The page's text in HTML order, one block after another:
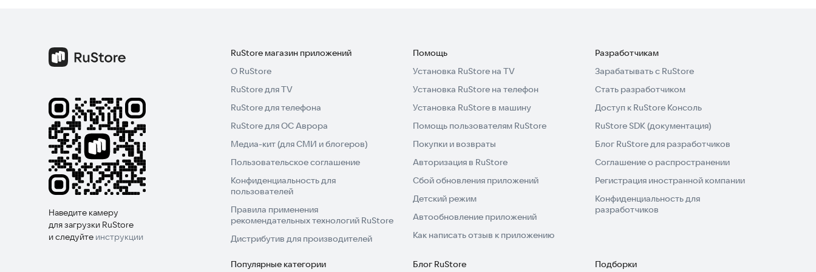
Наведите камеру
для загрузки RuStore
и следуйте инструкции
RuStore магазин приложений
О RuStore
RuStore для TV
RuStore для телефона
RuStore для ОС Аврора
Медиа-кит (для СМИ и блогеров)
Пользовательское соглашение
Конфиденциальность для
пользователей
Правила применения
рекомендательных технологий RuStore
Дистрибутив для производителей
Помощь
Установка RuStore на TV
Установка RuStore на телефон
Установка RuStore в машину
Помощь пользователям RuStore
Покупки и возвраты
Авторизация в RuStore
Сбой обновления приложений
Детский режим
Автообновление приложений
Как написать отзыв к приложению
Разработчикам
Зарабатывать с RuStore
Стать разработчиком
Доступ к RuStore Консоль
RuStore SDK (документация)
Блог RuStore для разработчиков
Соглашение о распространении
Регистрация иностранной компании
Конфиденциальность для
разработчиков
Популярные категории Блог RuStore Подборки